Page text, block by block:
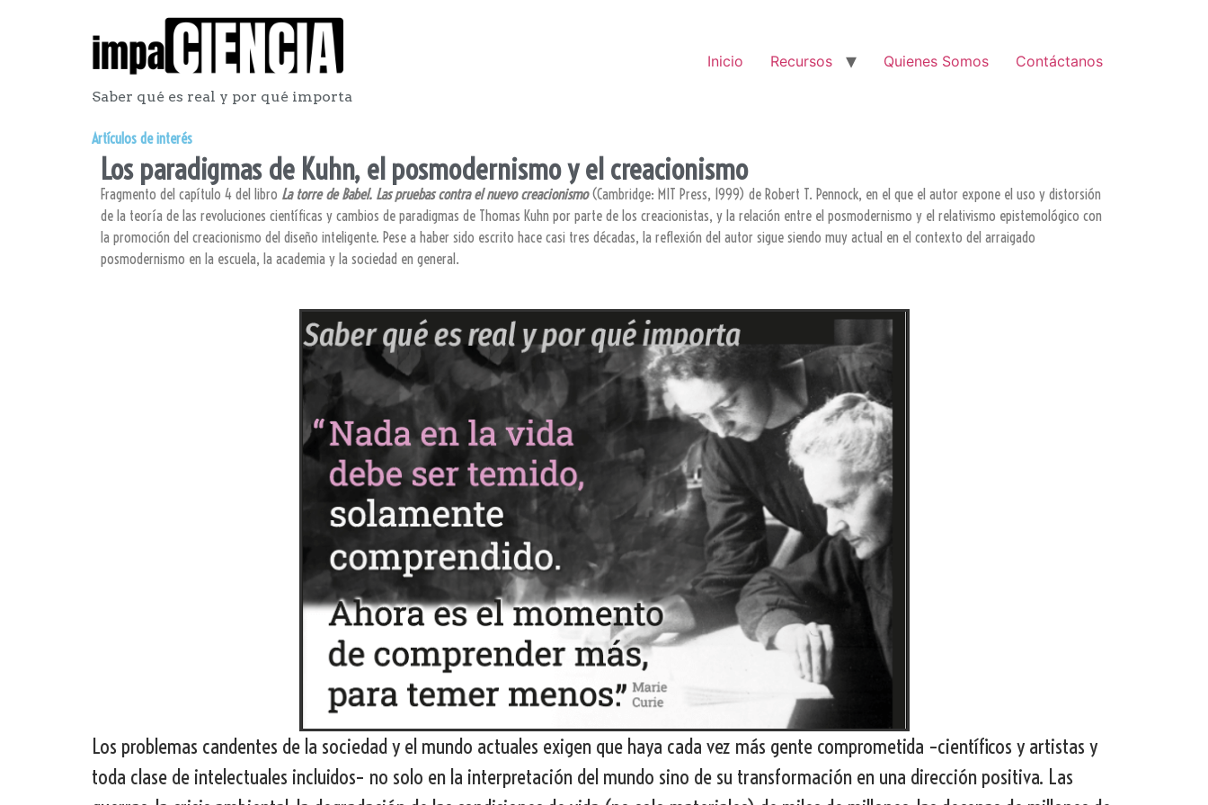
Saber qué es real y por qué importa
Inicio Recursos Quienes Somos Contáctanos
Artículos de interés
Los paradigmas de Kuhn, el posmodernismo y el creacionismo
Fragmento del capítulo 4 del libro La torre de Babel. Las pruebas contra el nuevo creacionismo(Cambridge: MIT Press, 1999) de Robert T. Pennock, en el que el autor expone el uso y distorsión
de la teoría de las revoluciones científicas y cambios de paradigmas de Thomas Kuhn por parte de los creacionistas, y la relación entre el posmodernismo y el relativismo epistemológico con
la promoción del creacionismo del diseño inteligente. Pese a haber sido escrito hace casi tres décadas, la reflexión del autor sigue siendo muy actual en el contexto del arraigado
posmodernismo en la escuela, la academia y la sociedad en general.
Los problemas candentes de la sociedad y el mundo actuales exigen que haya cada vez más gente comprometida –científicos y artistas y
toda clase de intelectuales incluidos– no solo en la interpretación del mundo sino de su transformación en una dirección positiva. Las